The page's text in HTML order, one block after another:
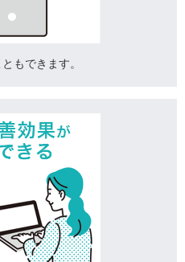
もできます。